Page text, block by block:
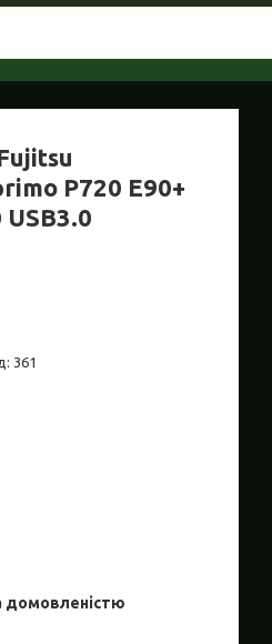
P720 E90+
361
домовленістю